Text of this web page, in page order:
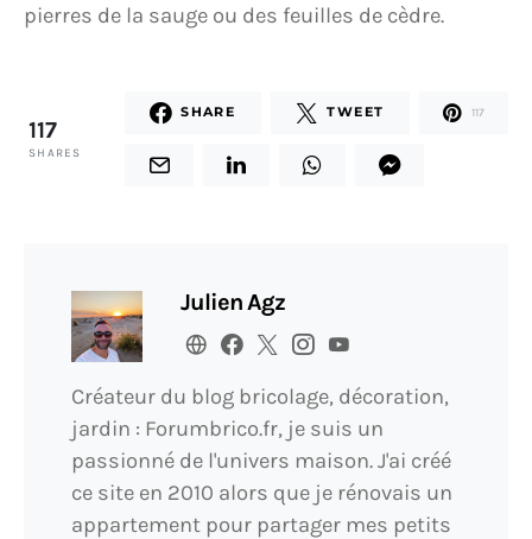
pierres de la sauge ou des feuilles de cèdre.
117
SHARES
SHARE TWEET 117
Julien Agz
Créateur du blog bricolage, décoration,
jardin : Forumbrico.fr, je suis un
passionné de l'univers maison. J'ai créé
ce site en 2010 alors que je rénovais un
appartement pour partager mes petits